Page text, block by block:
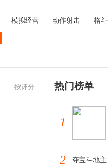
模拟经营 动作射击 格斗
按评分 热门榜单
1
2 夺宝斗地主